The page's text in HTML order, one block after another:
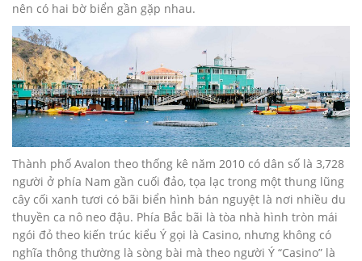
nên có hai bờ biển gần gặp nhau.
Thành phố Avalon theo thống kê năm 2010 có dân số là 3,728
người ở phía Nam gần cuối đảo, tọa lạc trong một thung lũng
cây cối xanh tươi có bãi biển hình bán nguyệt là nơi nhiều du
thuyền ca nô neo đậu. Phía Bắc bãi là tòa nhà hình tròn mái
ngói đỏ theo kiến trúc kiểu Ý gọi là Casino, nhưng không có
nghĩa thông thường là sòng bài mà theo người Ý “Casino” là